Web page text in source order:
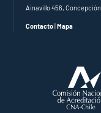
Ainavillo 456, Concepción
Contacto|Mapa